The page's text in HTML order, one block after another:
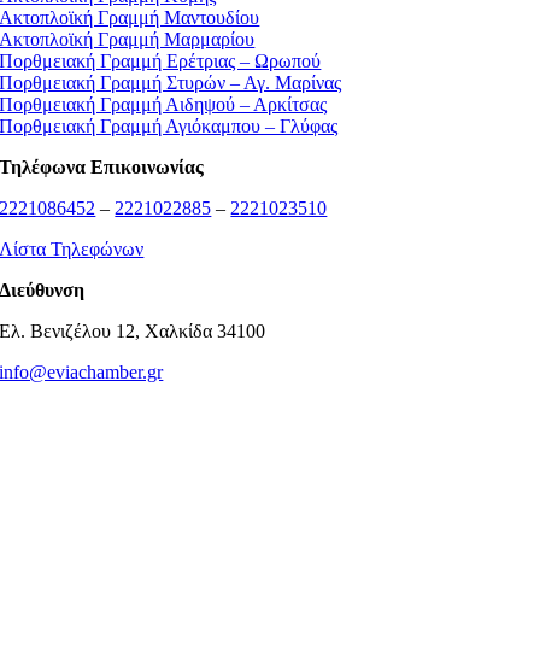
Ακτοπλοϊκή Γραμμή Μαντουδίου
Ακτοπλοϊκή Γραμμή Μαρμαρίου
Πορθμειακή Γραμμή Ερέτριας – Ωρωπού
Πορθμειακή Γραμμή Στυρών – Αγ. Μαρίνας
Πορθμειακή Γραμμή Αιδηψού – Αρκίτσας
Πορθμειακή Γραμμή Αγιόκαμπου – Γλύφας
Τηλέφωνα Επικοινωνίας
2221086452 – 2221022885 – 2221023510
Λίστα Τηλεφώνων
Διεύθυνση
Ελ. Βενιζέλου 12, Χαλκίδα 34100
info@eviachamber.gr